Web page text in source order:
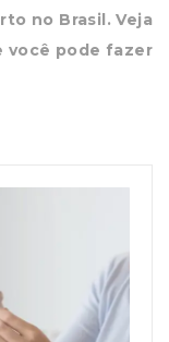
no Brasil. Veja
você pode fazer